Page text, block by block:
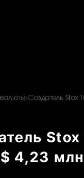
Создатель Stox
4,23 млн